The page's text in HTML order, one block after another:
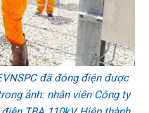
đã đóng điện được
ảnh: nhân viên Công ty